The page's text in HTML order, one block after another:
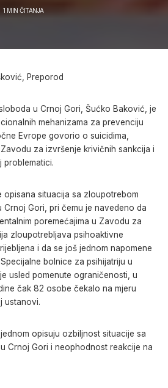
1 MIN ČITANJA
Preporod
u Crnoj Gori, Šućko Baković, je
mehanizama za prevenciju
Evrope govorio o suicidima,
za izvršenje krivičnih sankcija i
problematici.
opisana situacija sa zloupotrebom
Crnoj Gori, pri čemu je navedeno da
poremećajima u Zavodu za
zloupotrebljava psihoaktivne
i da se još jednom napomene
bolnice za psihijatriju u
usled pomenute ograničenosti, u
čak 82 osobe čekalo na mjeru
ustanovi.
opisuju ozbiljnost situacije sa
Crnoj Gori i neophodnost reakcije na